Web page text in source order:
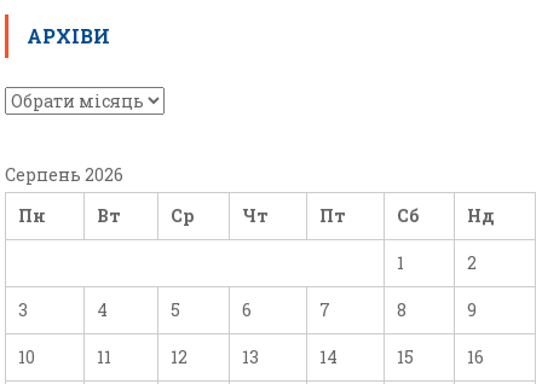
АРХІВИ
Серпень 2026
Пн
Вт Ср Чт Пт Сб Нд
1 2
3 4 5 6 7 8 9
10 11 12 13 14 15 16